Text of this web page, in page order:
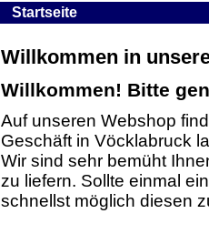
Startseite
Willkommen in
Willkommen! Bitte
Auf unseren Webshop
Geschäft in Vöcklabruck
Wir sind sehr bemüht
zu liefern. Sollte einmal
schnellst möglich diesen